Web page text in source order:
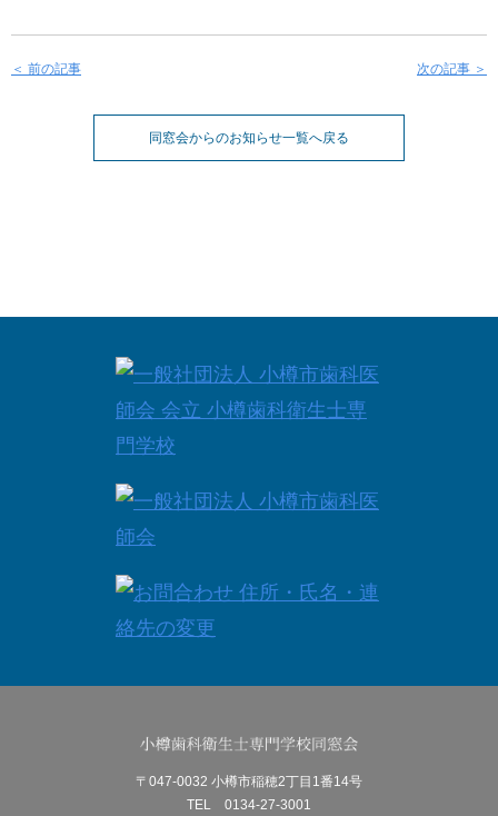
＜ 前の記事 次の記事 ＞
同窓会からのお知らせ一覧へ戻る
〒047-0032 小樽市稲穂2丁目1番14号
TEL 0134-27-3001